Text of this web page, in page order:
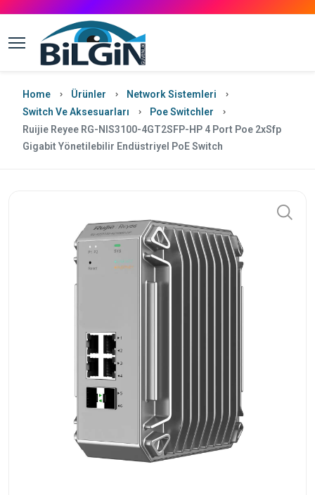
Home Ürünler
Network Sistemleri
Switch Ve Aksesuarları
Poe Switchler
Ruijie Reyee RG-NIS3100-4GT2SFP-HP 4 Port Poe 2xSfp
Gigabit Yönetilebilir Endüstriyel PoE Switch